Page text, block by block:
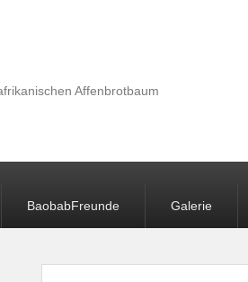
Affenbrotbaum
BaobabFreunde Galerie